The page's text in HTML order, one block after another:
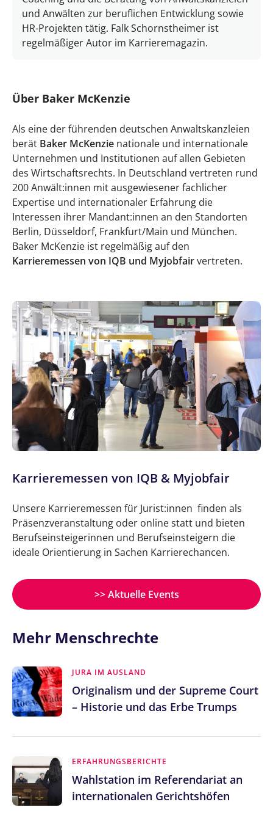
und Anwälten zur beruflichen Entwicklung sowie
HR-Projekten tätig. Falk Schornstheimer ist
regelmäßiger Autor im Karrieremagazin.
Über Baker McKenzie
Als eine der führenden deutschen Anwaltskanzleien
berät Baker McKenzie nationale und internationale
Unternehmen und Institutionen auf allen Gebieten
des Wirtschaftsrechts. In Deutschland vertreten rund
200 Anwält:innen mit ausgewiesener fachlicher
Expertise und internationaler Erfahrung die
Interessen ihrer Mandant:innen an den Standorten
Berlin, Düsseldorf, Frankfurt/Main und München.
Baker McKenzie ist regelmäßig auf den
Karrieremessen von IQB und Myjobfairvertreten.
Karrieremessen von IQB & Myjobfair
Unsere Karrieremessen für Jurist:innen finden als
Präsenzveranstaltung oder online statt und bieten
Berufseinsteigerinnen und Berufseinsteigern die
ideale Orientierung in Sachen Karrierechancen.
>> Aktuelle Events
Mehr Menschrechte
JURA IM AUSLAND
Originalism und der Supreme Court
– Historie und das Erbe Trumps
ERFAHRUNGSBERICHTE
Wahlstation im Referendariat an
internationalen Gerichtshöfen